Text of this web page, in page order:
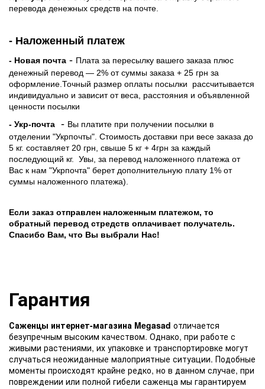
перевода денежных средств на почте.
- Наложенный платеж
- Новая почта - Плата за пересылку вашего заказа плюс
денежный перевод — 2% от суммы заказа + 25 грн за
оформление.Точный размер оплаты посылки рассчитывается
индивидуально и зависит от веса, расстояния и объявленной
ценности посылки
- Укр-почта
- Вы платите при получении посылки в
отделении "Укрпочты". Стоимость доставки при весе заказа до
5 кг. составляет 20 грн, свыше 5 кг + 4грн за каждый
последующий кг. Увы, за перевод наложенного платежа от
Вас к нам "Укрпочта" берет дополнительную плату 1% от
суммы наложенного платежа).
Если заказ отправлен наложенным платежом, то
обратный перевод стредств оплачивает получатель.
Спасибо Вам, что Вы выбрали Нас!
Гарантия
Саженцы интернет-магазина Megasad отличается
безупречным высоким качеством. Однако, при работе с
живыми растениями, их упаковке и транспортировке могут
случаться неожиданные малоприятные ситуации. Подобные
моменты происходят крайне редко, но в данном случае, при
повреждении или полной гибели саженца мы гарантируем